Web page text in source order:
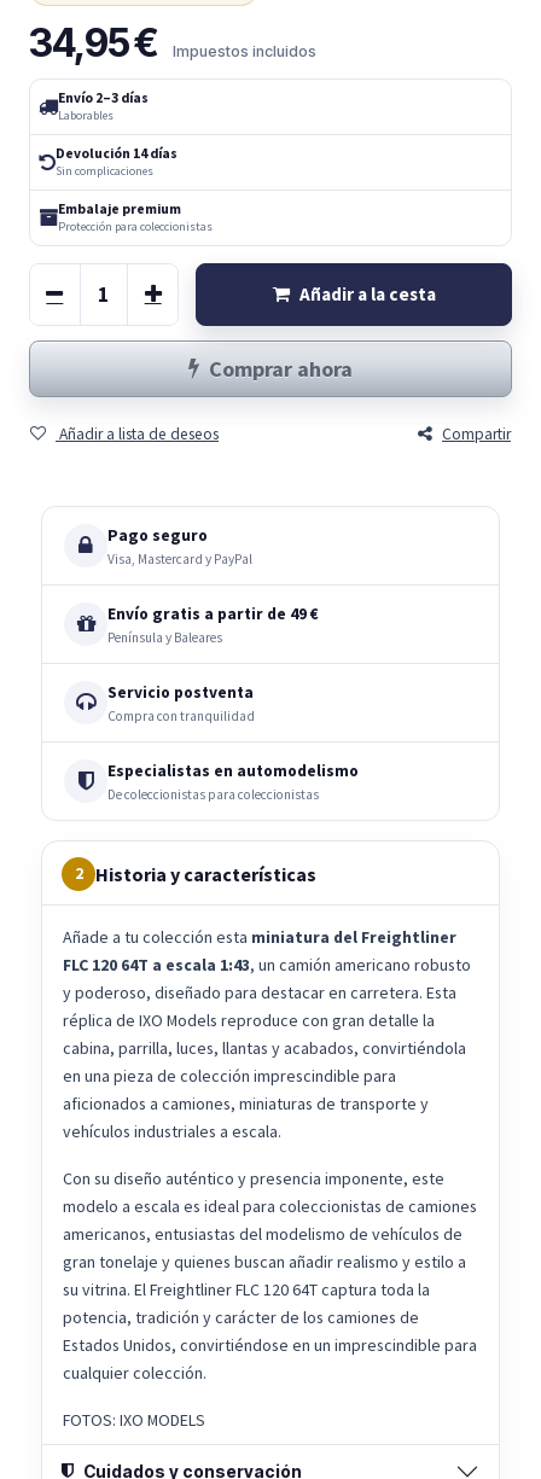
34,95€ Impuestos incluidos
Envío 2–3 días
Laborables
Devolución 14 días
Sin complicaciones
Embalaje premium
Protección para coleccionistas
Añadir a la cesta
Comprar ahora
Añadir a lista de deseos Compartir
Pago seguro
Visa, Mastercard y PayPal
Envío gratis a partir de 49 €
Península y Baleares
Servicio postventa
Compra con tranquilidad
Especialistas en automodelismo
De coleccionistas para coleccionistas
2 Historia y características
Añade a tu colección esta miniatura del Freightliner
FLC 120 64T a escala 1:43, un camión americano robusto
y poderoso, diseñado para destacar en carretera. Esta
réplica de IXO Models reproduce con gran detalle la
cabina, parrilla, luces, llantas y acabados, convirtiéndola
en una pieza de colección imprescindible para
aficionados a camiones, miniaturas de transporte y
vehículos industriales a escala.
Con su diseño auténtico y presencia imponente, este
modelo a escala es ideal para coleccionistas de camiones
americanos, entusiastas del modelismo de vehículos de
gran tonelaje y quienes buscan añadir realismo y estilo a
su vitrina. El Freightliner FLC 120 64T captura toda la
potencia, tradición y carácter de los camiones de
Estados Unidos, convirtiéndose en un imprescindible para
cualquier colección.
FOTOS: IXO MODELS
Cuidados y conservación